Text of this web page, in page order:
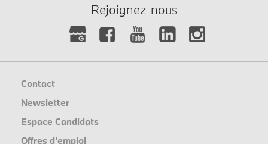
Rejoignez-nous
Contact
Newsletter
Espace Candidats
Offres d'emploi